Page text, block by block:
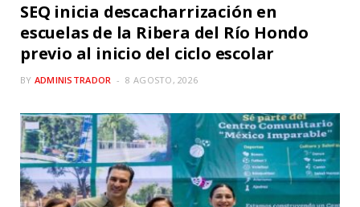
SEQ inicia descacharrización en
escuelas de la Ribera del Río Hondo
previo al inicio del ciclo escolar
BY ADMINISTRADOR 8 AGOSTO, 2026